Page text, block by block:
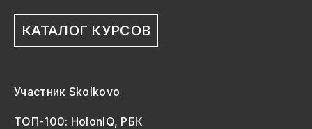
КАТАЛОГ КУРСОВ
Участник Skolkovo
ТОП-100: HolonIQ, РБК